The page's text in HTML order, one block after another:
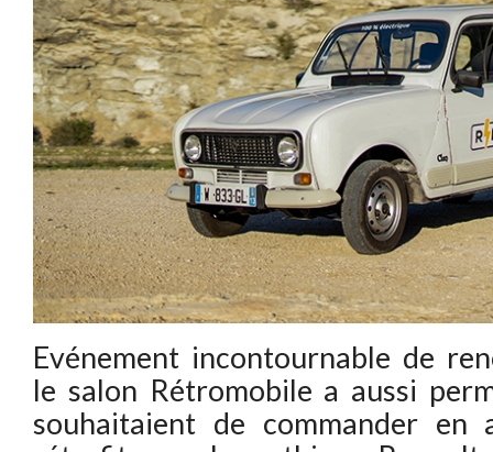
Evénement incontournable de
le salon Rétromobile a aussi
souhaitaient de commander en